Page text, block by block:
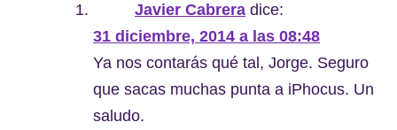
Javier Cabrera dice:
31 diciembre, 2014 a las 08:48
Ya nos contarás qué tal, Jorge. Seguro
que sacas muchas punta a iPhocus. Un
saludo.